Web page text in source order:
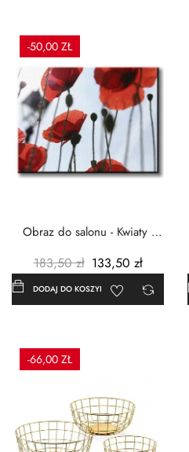
-50,00 ZŁ
Obraz do salonu - Kwiaty -
183,50 zł 133,50 zł
DODAJ DO KOSZYKA
-66,00 ZŁ